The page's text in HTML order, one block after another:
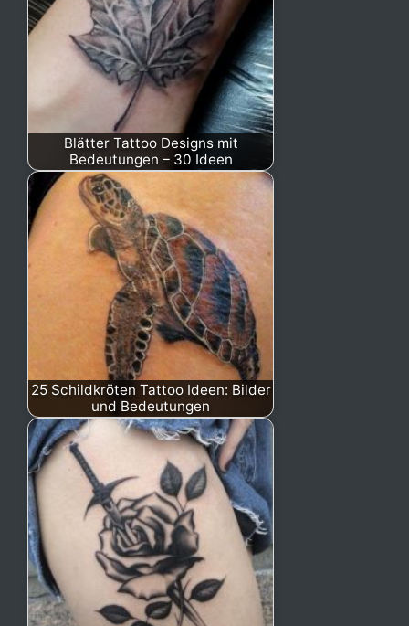
Blätter Tattoo Designs mit
Bedeutungen – 30 Ideen
25 Schildkröten Tattoo Ideen: Bilder
und Bedeutungen